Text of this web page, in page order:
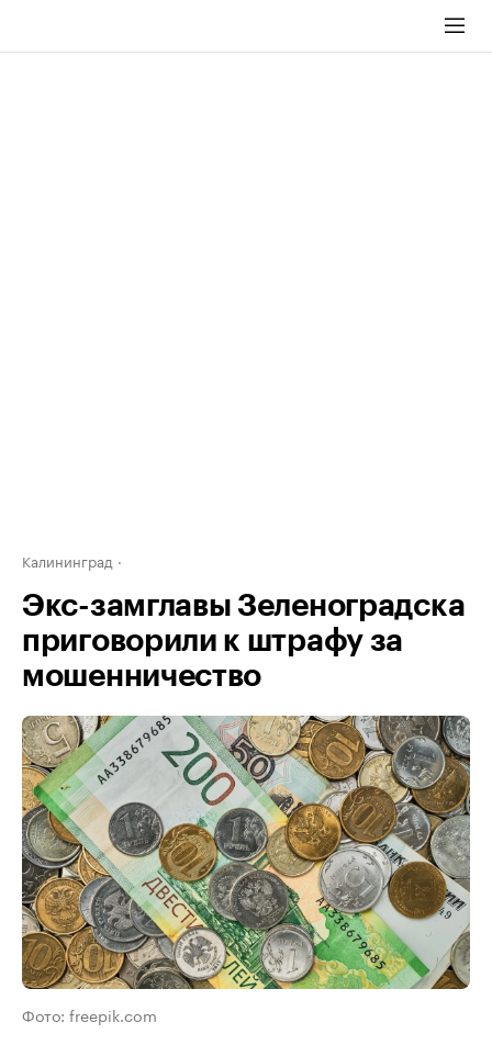
Калининград
Экс-замглавы Зеленоградска
приговорили к штрафу за
мошенничество
Фото: freepik.com